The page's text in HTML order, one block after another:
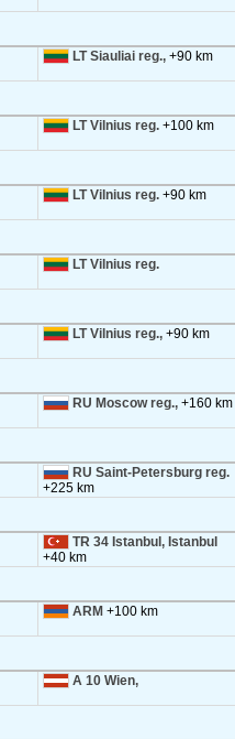
LT Siauliai reg., +90 km
LT Vilnius reg. +100 km
LT Vilnius reg. +90 km
LT Vilnius reg.
LT Vilnius reg., +90 km
RU Moscow reg., +160 km
RU Saint-Petersburg reg.
+225 km
TR 34 Istanbul, Istanbul
+40 km
ARM +100 km
A 10 Wien,